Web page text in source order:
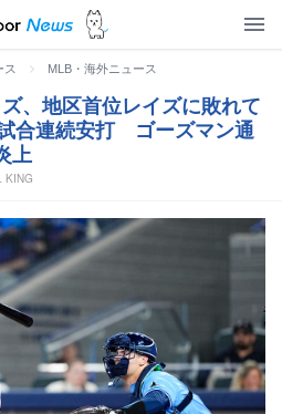
ス > MLB・海外ニュース
、地区首位レイズに敗れて
合連続安打 ゴーズマン通
上
KING